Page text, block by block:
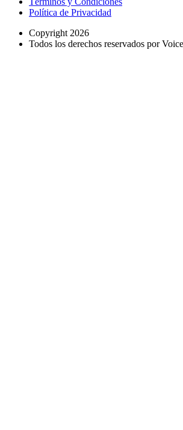
Política de Privacidad
Copyright 2026
Todos los derechos reservados por